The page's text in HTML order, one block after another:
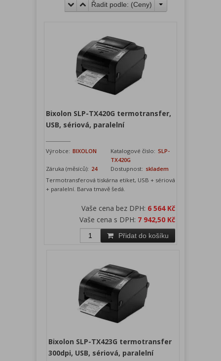
Řadit podle: (Ceny)
Bixolon SLP-TX420G termotransfer,
USB, sériová, paralelní
Výrobce: BIXOLON Katalogové číslo: SLP-
TX420G
Záruka (měsíců): 24 Dostupnost: skladem
Termotransferová tiskárna etiket, USB + sériová
+ paralelní. Barva tmavě šedá.
Vaše cena bez DPH: 6 564 Kč
Vaše cena s DPH: 7 942,50 Kč
Přidat do košíku
Bixolon SLP-TX423G termotransfer
300dpi, USB, sériová, paralelní